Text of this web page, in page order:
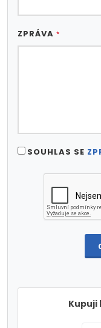
ZPRÁVA *
SOUHLAS SE
Kupuji